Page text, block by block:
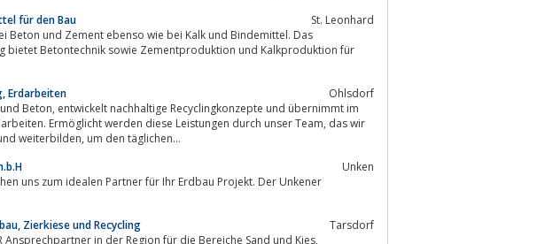
für den Bau
St. Leonhard
Beton und Zement ebenso wie bei Kalk und Bindemittel. Das
bietet Betontechnik sowie Zementproduktion und Kalkproduktion für
Erdarbeiten
Ohlsdorf
Ermöglicht werden diese Leistungen durch unser Team, das wir
mit attraktiven Fortbildungsangeboten stetig aus- und weiterbilden, um den täglichen...
Unken
uns zum idealen Partner für Ihr Erdbau Projekt. Der Unkener
Zierkiese und Recycling
Tarsdorf
Ansprechpartner in der Region für die Bereiche Sand und Kies,